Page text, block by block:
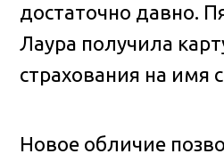
достаточно давно.
Лаура получила
страхования на имя
Новое обличие